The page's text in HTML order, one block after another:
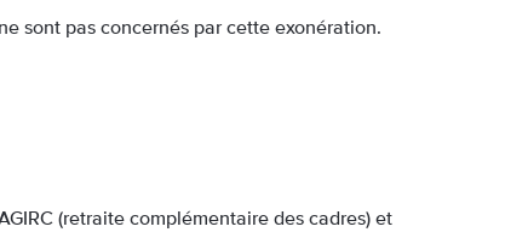
sont pas concernés par cette exonération.
(retraite complémentaire des cadres) et